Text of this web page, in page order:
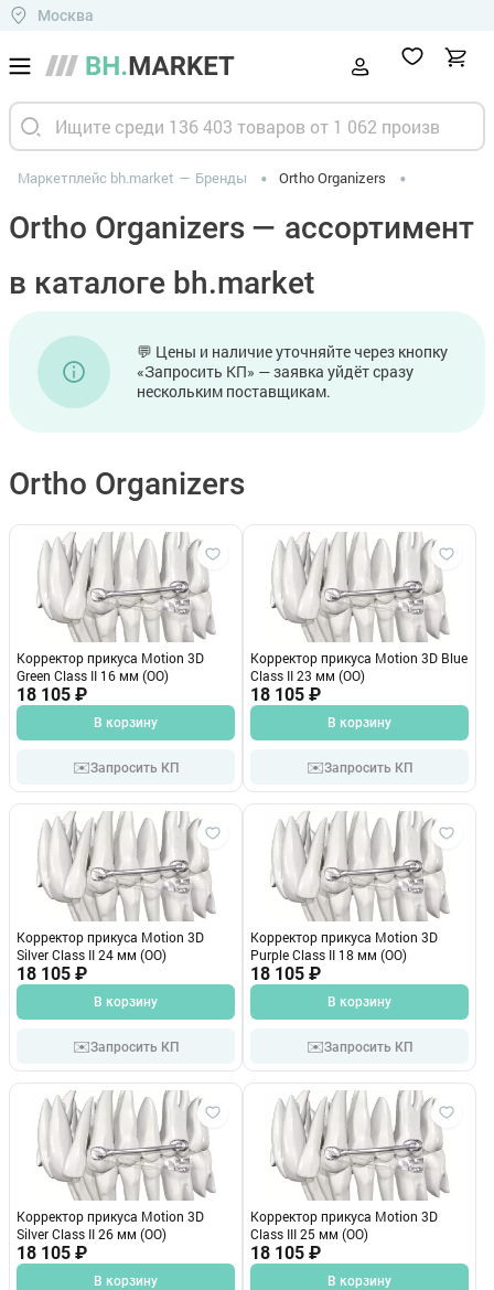
Москва
Маркетплейс bh.market Бренды Ortho Organizers
Ortho Organizers — ассортимент
в каталоге bh.market
💬 Цены и наличие уточняйте через кнопку
«Запросить КП» — заявка уйдёт сразу
нескольким поставщикам.
Ortho Organizers
Корректор прикуса Motion 3D
Green Class II 16 мм (OO)
18 105 ₽
В корзину
✉️Запросить КП
Корректор прикуса Motion 3D Blue
Class II 23 мм (OO)
18 105 ₽
В корзину
✉️Запросить КП
Корректор прикуса Motion 3D
Silver Class II 24 мм (OO)
18 105 ₽
В корзину
✉️Запросить КП
Корректор прикуса Motion 3D
Purple Class II 18 мм (OO)
18 105 ₽
В корзину
✉️Запросить КП
Корректор прикуса Motion 3D
Silver Class II 26 мм (OO)
18 105 ₽
В корзину
Корректор прикуса Motion 3D
Class III 25 мм (OO)
18 105 ₽
В корзину